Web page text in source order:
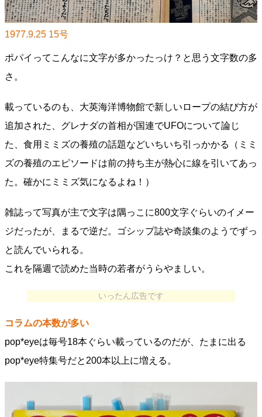
1977.9.25 15号
ポパイってこんなに文字が多かったっけ？と思う文字数の多
さ。
載っているのも、大英海洋博物館で新しいロープの結び方が
追加された、グレナダの首相が国連でUFOについて論じ
た、食用ミミズの養殖の話題などいちいち引っかかる（ミミ
ズの養殖のエピソードは前の持ち主が熱心に線を引いてあっ
た。確かにミミズ気になるよね！）
雑誌って写真が主で文字は隅っこに800文字ぐらいのイメー
ジだったが、まるで逆だ。ゴシップ誌や奇談集のようでずっ
と読んでいられる。
これを隔週で読めた当時の若者がうらやましい。
いったん広告です
コラムの本数が多い
pop*eyeは毎号18本ぐらい載っているのだが、たまに出る
pop*eye特集号だと200本以上に増える。